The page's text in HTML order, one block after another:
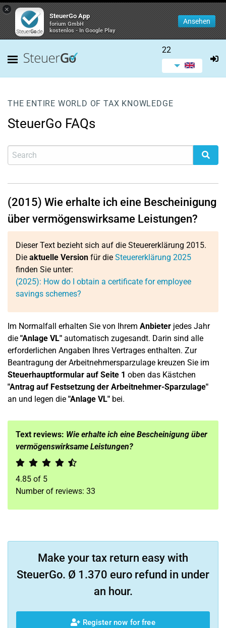
×
SteuerGo App
forium GmbH
kostenlos - In Google Play
Ansehen
22
THE ENTIRE WORLD OF TAX KNOWLEDGE
SteuerGo FAQs
(2015) Wie erhalte ich eine Bescheinigung
über vermögenswirksame Leistungen?
Dieser Text bezieht sich auf die Steuererklärung 2015.
Die aktuelle Version für die Steuererklärung 2025
finden Sie unter:
(2025): How do I obtain a certificate for employee
savings schemes?
Im Normalfall erhalten Sie von Ihrem Anbieter jedes Jahr
die "Anlage VL" automatisch zugesandt. Darin sind alle
erforderlichen Angaben Ihres Vertrages enthalten. Zur
Beantragung der Arbeitnehmersparzulage kreuzen Sie im
Steuerhauptformular auf Seite 1 oben das Kästchen
"Antrag auf Festsetzung der Arbeitnehmer-Sparzulage"
an und legen die "Anlage VL" bei.
Text reviews: Wie erhalte ich eine Bescheinigung über
vermögenswirksame Leistungen?
4.85 of 5
Number of reviews: 33
Make your tax return easy with
SteuerGo. Ø 1.370 euro refund in under
an hour.
Register now for free